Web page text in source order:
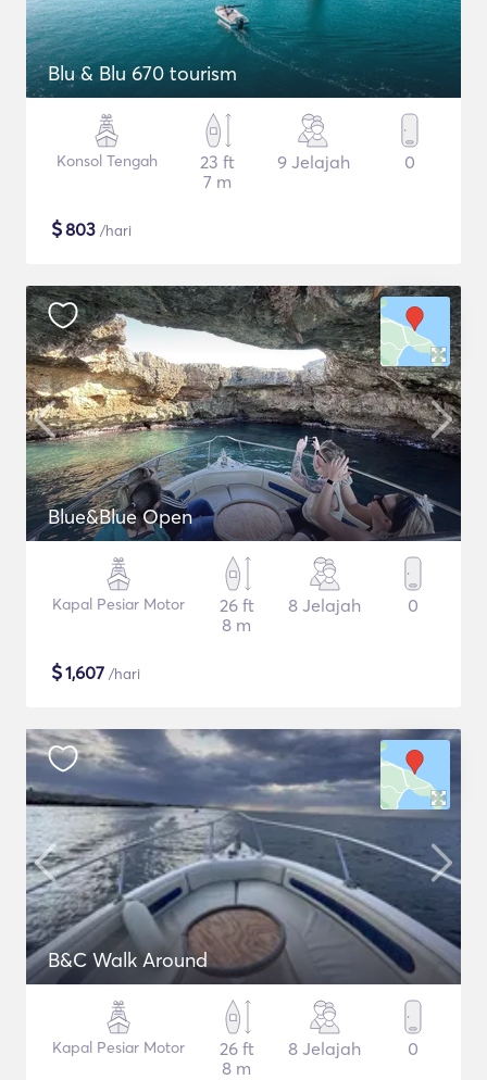
Blu & Blu 670 tourism
Konsol Tengah
23 ft
7 m
9 Jelajah 0
$803 /hari
Blue&Blue Open
Kapal Pesiar Motor
26 ft
8 m
8 Jelajah 0
$1,607 /hari
B&C Walk Around
Kapal Pesiar Motor
26 ft
8 m
8 Jelajah 0